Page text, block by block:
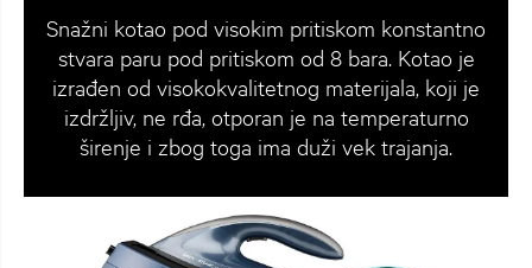
Snažni kotao pod visokim pritiskom konstantno
stvara paru pod pritiskom od 8 bara. Kotao je
izrađen od visokokvalitetnog materijala, koji je
izdržljiv, ne rđa, otporan je na temperaturno
širenje i zbog toga ima duži vek trajanja.